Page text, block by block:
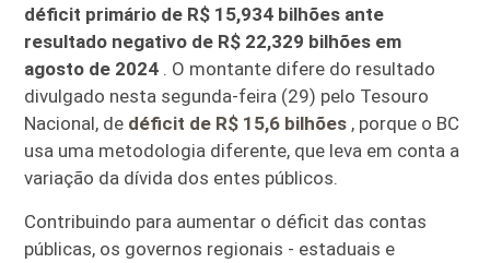
déficit primário de R$ 15,934 bilhões ante
resultado negativo de R$ 22,329 bilhões em
agosto de 2024 . O montante difere do resultado
divulgado nesta segunda-feira (29) pelo Tesouro
Nacional, de déficit de R$ 15,6 bilhões , porque o BC
usa uma metodologia diferente, que leva em conta a
variação da dívida dos entes públicos.
Contribuindo para aumentar o déficit das contas
públicas, os governos regionais - estaduais e